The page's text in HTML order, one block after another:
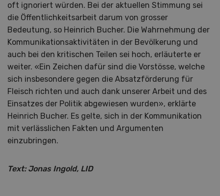
oft ignoriert würden. Bei der aktuellen Stimmung sei
die Öffentlichkeitsarbeit darum von grosser
Bedeutung, so Heinrich Bucher. Die Wahrnehmung der
Kommunikationsaktivitäten in der Bevölkerung und
auch bei den kritischen Teilen sei hoch, erläuterte er
weiter. «Ein Zeichen dafür sind die Vorstösse, welche
sich insbesondere gegen die Absatzförderung für
Fleisch richten und auch dank unserer Arbeit und des
Einsatzes der Politik abgewiesen wurden», erklärte
Heinrich Bucher. Es gelte, sich in der Kommunikation
mit verlässlichen Fakten und Argumenten
einzubringen.
Text: Jonas Ingold, LID